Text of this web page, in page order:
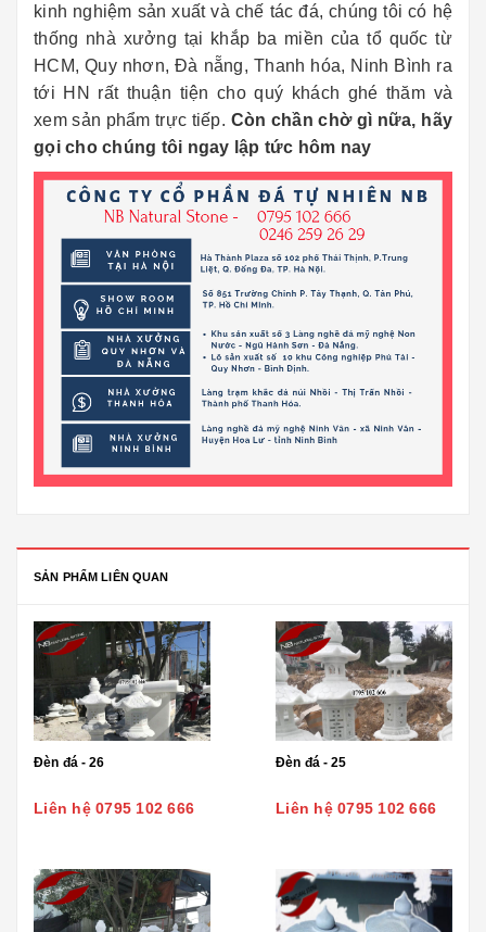
kinh nghiệm sản xuất và chế tác đá, chúng tôi có hệ
thống nhà xưởng tại khắp ba miền của tổ quốc từ
HCM, Quy nhơn, Đà nẵng, Thanh hóa, Ninh Bình ra
tới HN rất thuận tiện cho quý khách ghé thăm và
xem sản phẩm trực tiếp. Còn chần chờ gì nữa, hãy
gọi cho chúng tôi ngay lập tức hôm nay
SẢN PHẨM LIÊN QUAN
Đèn đá - 26
Liên hệ 0795 102 666
Đèn đá - 25
Liên hệ 0795 102 666